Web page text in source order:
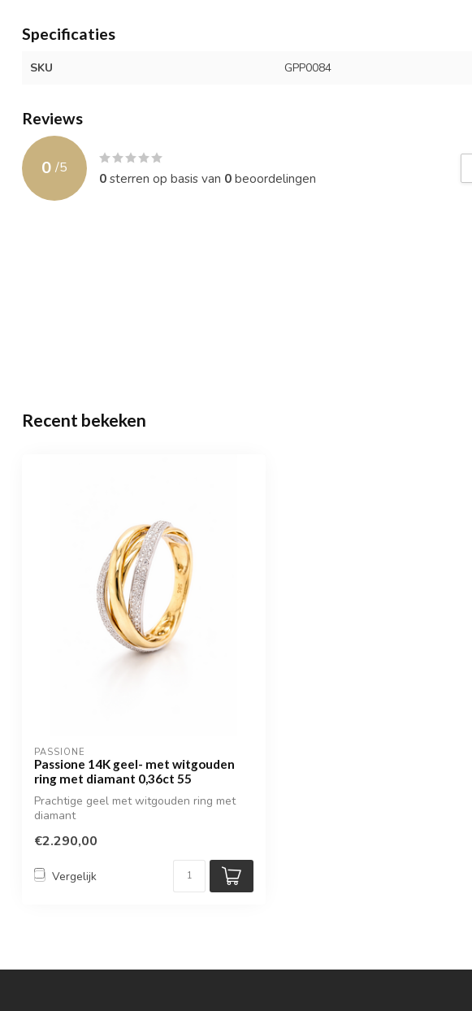
Specificaties
SKU GPP0084
Reviews
0 /5
0sterren op basis van 0beoordelingen
Recent bekeken
PASSIONE
Passione 14K geel- met witgouden
ring met diamant 0,36ct 55
Prachtige geel met witgouden ring met
diamant
€2.290,00
Vergelijk